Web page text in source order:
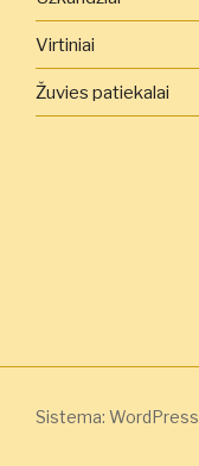
Virtiniai
Žuvies patiekalai
Sistema: WordPress